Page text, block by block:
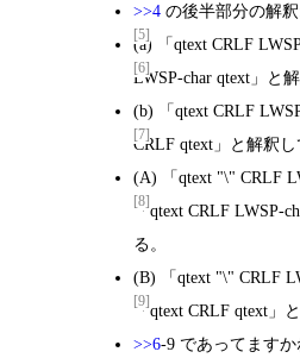
[5]
>>4 の後半部分の解
[6]
(a) 「qtext CRLF
LWSP-char qtext」と解
[7]
(b) 「qtext CRLF
CRLF qtext」と解釈し
[8]
(A) 「qtext "\" CRLF
「qtext CRLF LWSP-
る。
[9]
(B) 「qtext "\" CRLF
「qtext CRLF qtext」
>>6-9 であってます